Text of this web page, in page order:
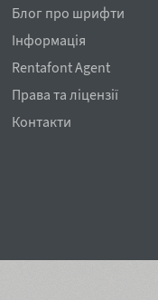
Блог про шрифти
Інформація
Rentafont Agent
Права та ліцензії
Контакти